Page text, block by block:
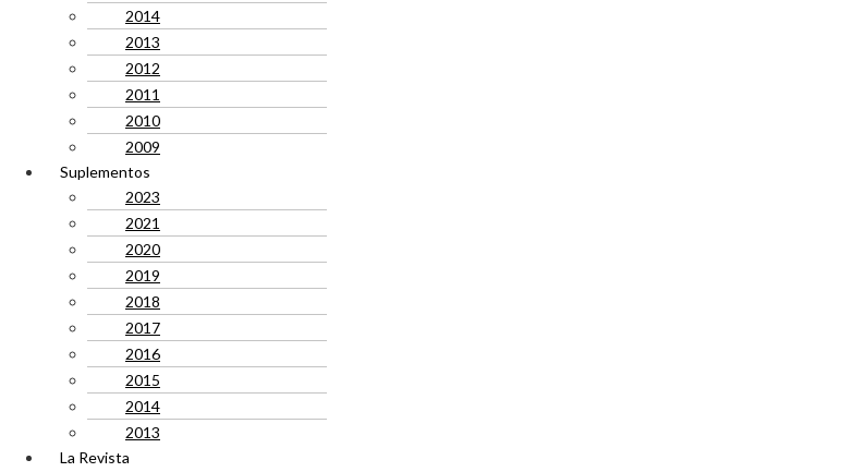
2014
2013
2012
2011
2010
2009
Suplementos
2023
2021
2020
2019
2018
2017
2016
2015
2014
2013
La Revista